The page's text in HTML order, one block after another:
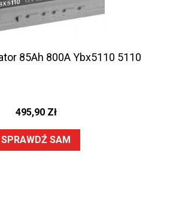
85Ah 800A Ybx5110 5110
495,90 Zł
SPRAWDŹ SAM